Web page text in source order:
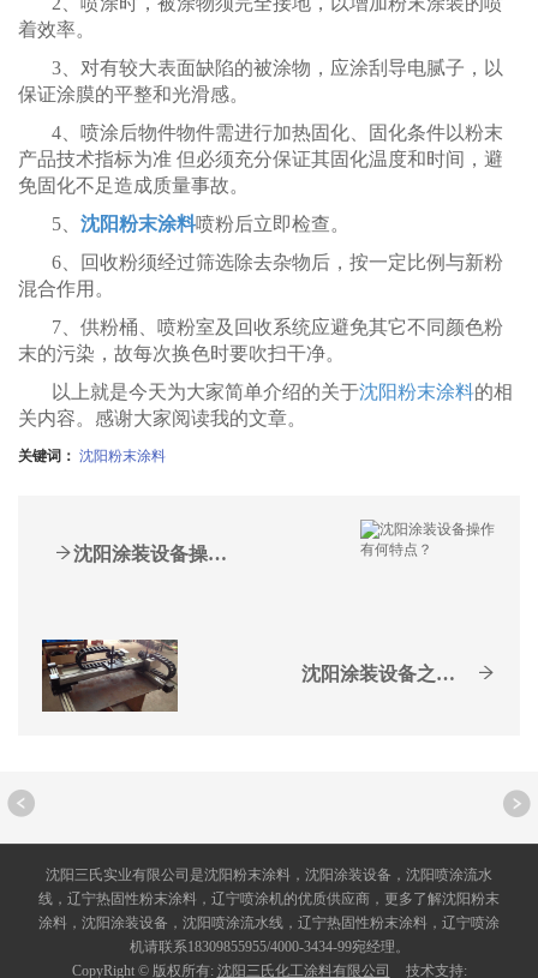
着效率。
3、对有较大表面缺陷的被涂物，应涂刮导电腻子，以
保证涂膜的平整和光滑感。
4、喷涂后物件物件需进行加热固化、固化条件以粉末
产品技术指标为准 但必须充分保证其固化温度和时间，避
免固化不足造成质量事故。
5、 沈阳粉末涂料喷粉后立即检查。
6、回收粉须经过筛选除去杂物后，按一定比例与新粉
混合作用。
7、供粉桶、喷粉室及回收系统应避免其它不同颜色粉
末的污染，故每次换色时要吹扫干净。
以上就是今天为大家简单介绍的关于沈阳粉末涂料的相
关内容。感谢大家阅读我的文章。
关键词： 沈阳粉末涂料
沈阳涂装设备操作有何特点？
沈阳涂装设备之喷枪的使用小技巧
沈阳三氏实业有限公司是沈阳粉末涂料，沈阳涂装设备，沈阳喷涂流水
线，辽宁热固性粉末涂料，辽宁喷涂机的优质供应商，更多了解沈阳粉末
涂料，沈阳涂装设备，沈阳喷涂流水线，辽宁热固性粉末涂料，辽宁喷涂
机请联系18309855955/4000-3434-99宛经理。
CopyRight © 版权所有: 沈阳三氏化工涂料有限公司 技术支持: